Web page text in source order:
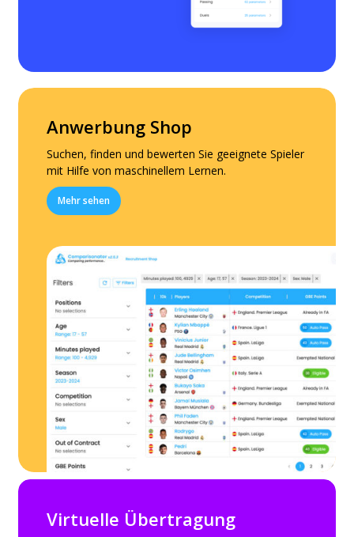
Anwerbung Shop
Suchen, finden und bewerten Sie geeignete Spieler
mit Hilfe von maschinellem Lernen.
Mehr sehen
Virtuelle Übertragung